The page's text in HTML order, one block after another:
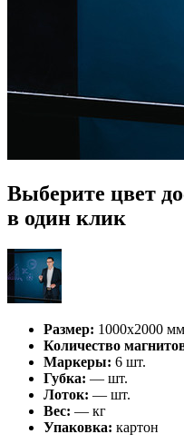
Выберите цвет
в один клик
Размер: 1000х2000 мм
Количество
Маркеры: 6 шт.
Губка: — шт.
Лоток: — шт.
Вес: — кг
Упаковка: картон